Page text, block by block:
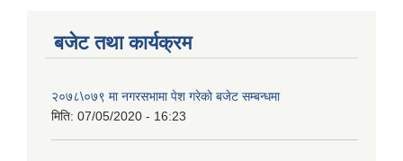
बजेट तथा कार्यक्रम
२०७८\०७९ मा नगरसभामा पेश गरेकाे बजेट सम्बन्धमा
मिति: 07/05/2020 - 16:23